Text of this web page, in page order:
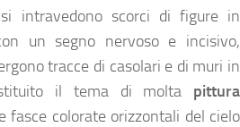
intravedono scorci di figure in
un segno nervoso e incisivo,
tracce di casolari e di muri in
il tema di molta pittura
fasce colorate orizzontali del cielo